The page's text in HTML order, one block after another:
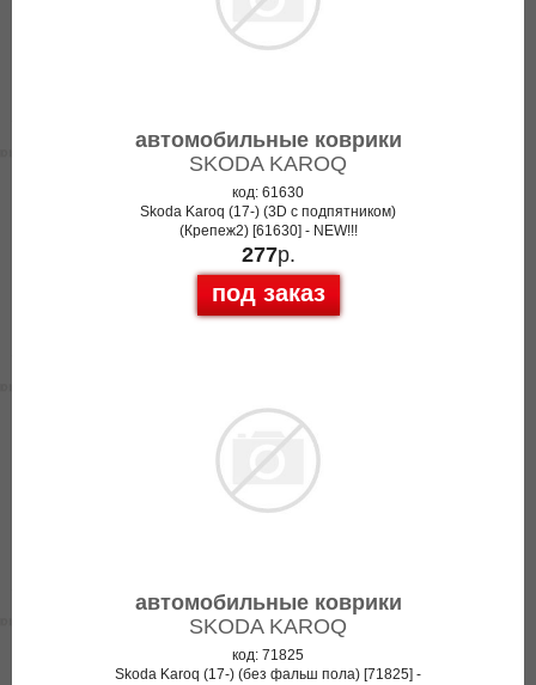
автомобильные коврики
SKODA KAROQ
код: 61630
Skoda Karoq (17-) (3D с подпятником)
(Крепеж2) [61630] - NEW!!!
277р.
под заказ
автомобильные коврики
SKODA KAROQ
код: 71825
Skoda Karoq (17-) (без фальш пола) [71825] -